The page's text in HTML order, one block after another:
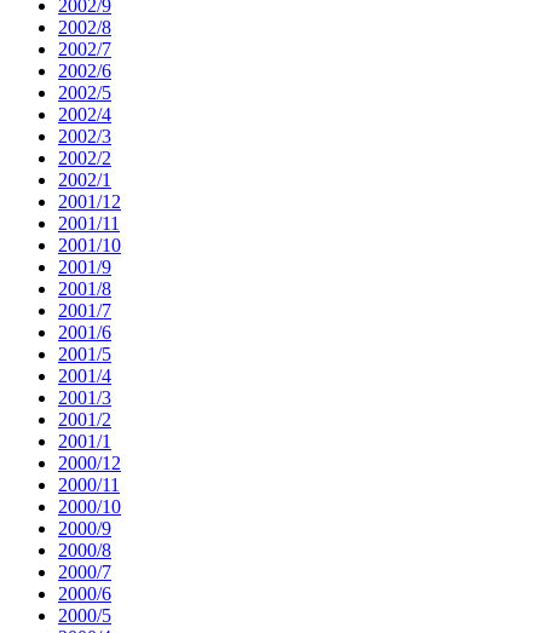
2002/9
2002/8
2002/7
2002/6
2002/5
2002/4
2002/3
2002/2
2002/1
2001/12
2001/11
2001/10
2001/9
2001/8
2001/7
2001/6
2001/5
2001/4
2001/3
2001/2
2001/1
2000/12
2000/11
2000/10
2000/9
2000/8
2000/7
2000/6
2000/5